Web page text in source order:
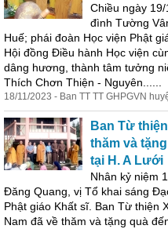
Chiều ngày
đình Tường
Huế; phái đoàn Học viện Phật
Hội đồng Điều hành Học viện
dâng hương, thành tâm tưởng
Thích Chơn Thiện - Nguyên......
18/11/2023 - Ban TT TT GHPGVN
Ban Từ
thăm và
tại H. A Lưới
Nhân kỷ niệm
Đăng Quang, vị Tổ khai sáng
Phật giáo Khất sĩ. Ban Từ thiện
Nam đã về thăm và tặng quà